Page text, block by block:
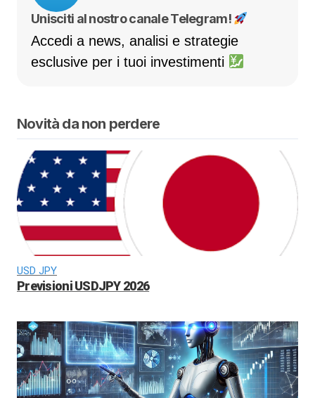
Unisciti al nostro canale Telegram!
Accedi a news, analisi e strategie
esclusive per i tuoi investimenti
Novità da non perdere
USD JPY
Previsioni USDJPY 2026